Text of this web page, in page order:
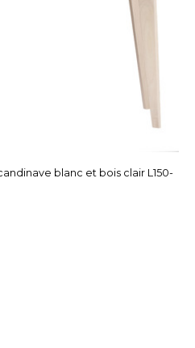
blanc et bois clair L150-